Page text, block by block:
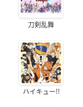
刀剣乱舞
ハイキュー!!